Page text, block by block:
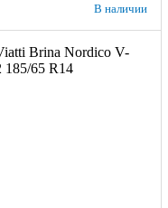
В наличии